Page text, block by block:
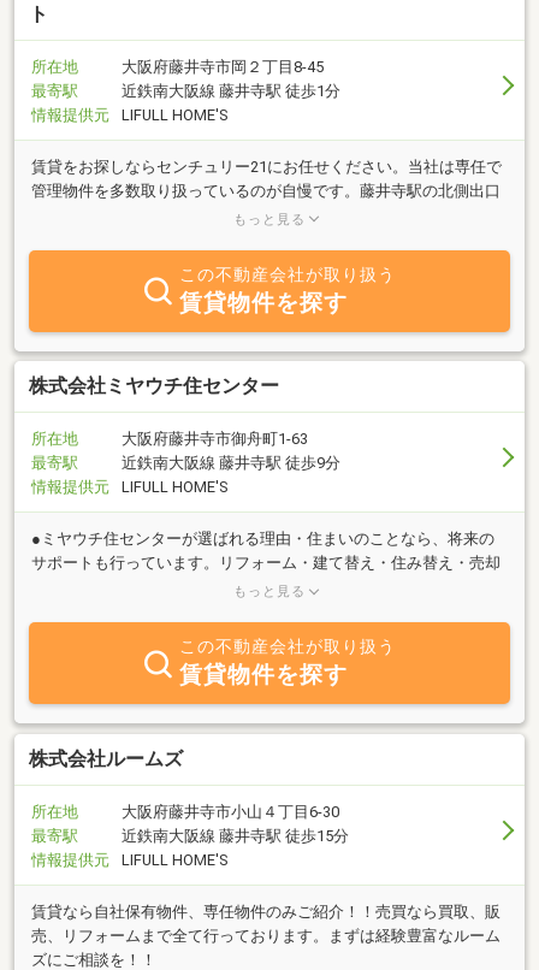
ト
所在地
大阪府藤井寺市岡２丁目8-45
最寄駅
近鉄南大阪線 藤井寺駅 徒歩1分
情報提供元
LIFULL HOME'S
賃貸をお探しならセンチュリー21にお任せください。当社は専任で
管理物件を多数取り扱っているのが自慢です。藤井寺駅の北側出口
から徒歩1分の場所にございます。駐車場もございますのでお気軽
もっと見る
この不動産会社が取り扱う
賃貸物件を探す
株式会社ミヤウチ住センター
所在地
大阪府藤井寺市御舟町1-63
最寄駅
近鉄南大阪線 藤井寺駅 徒歩9分
情報提供元
LIFULL HOME'S
●ミヤウチ住センターが選ばれる理由・住まいのことなら、将来の
サポートも行っています。リフォーム・建て替え・住み替え・売却
買取など。・アットホームからの取材実績あり。・創業６６年。信
もっと見る
この不動産会社が取り扱う
賃貸物件を探す
株式会社ルームズ
所在地
大阪府藤井寺市小山４丁目6-30
最寄駅
近鉄南大阪線 藤井寺駅 徒歩15分
情報提供元
LIFULL HOME'S
賃貸なら自社保有物件、専任物件のみご紹介！！売買なら買取、販
売、リフォームまで全て行っております。まずは経験豊富なルーム
ズにご相談を！！